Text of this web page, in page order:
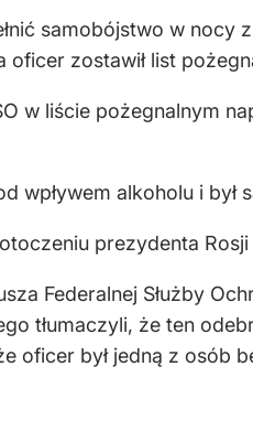
samobójstwo w nocy
zostawił list
liście pożegnalnym
wpływem alkoholu i był
prezydenta
Federalnej Służby
tłumaczyli, że ten
oficer był jedną z osób